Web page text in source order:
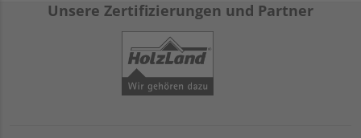
Unsere Zertifizierungen und Partner